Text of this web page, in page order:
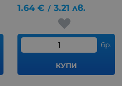
1.64 € / 3.21 лв.
бр.
КУПИ